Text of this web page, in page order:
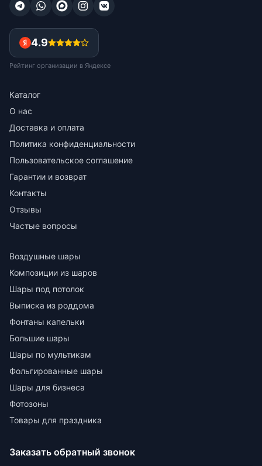
4.9
Рейтинг организации в Яндексе
Каталог
О нас
Доставка и оплата
Политика конфиденциальности
Пользовательское соглашение
Гарантии и возврат
Контакты
Отзывы
Частые вопросы
Воздушные шары
Композиции из шаров
Шары под потолок
Выписка из роддома
Фонтаны капельки
Большие шары
Шары по мультикам
Фольгированные шары
Шары для бизнеса
Фотозоны
Товары для праздника
Заказать обратный звонок